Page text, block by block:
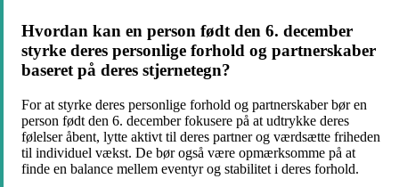
Hvordan kan en person født den 6. december
styrke deres personlige forhold og partnerskaber
baseret på deres stjernetegn?
For at styrke deres personlige forhold og partnerskaber bør en
person født den 6. december fokusere på at udtrykke deres
følelser åbent, lytte aktivt til deres partner og værdsætte friheden
til individuel vækst. De bør også være opmærksomme på at
finde en balance mellem eventyr og stabilitet i deres forhold.